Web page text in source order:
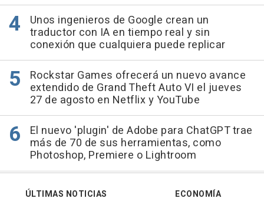
Unos ingenieros de Google crean un
traductor con IA en tiempo real y sin
conexión que cualquiera puede replicar
Rockstar Games ofrecerá un nuevo avance
extendido de Grand Theft Auto VI el jueves
27 de agosto en Netflix y YouTube
El nuevo 'plugin' de Adobe para ChatGPT trae
más de 70 de sus herramientas, como
Photoshop, Premiere o Lightroom
ÚLTIMAS NOTICIAS
ECONOMÍA